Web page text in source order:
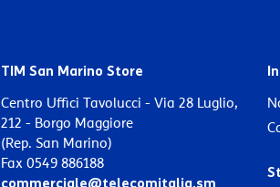
TIM San Marino Store
Centro Uffici Tavolucci - Via 28 Luglio,
212 - Borgo Maggiore
(Rep. San Marino)
Fax 0549 886188
commerciale@telecomitalia.sm